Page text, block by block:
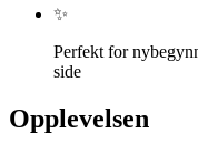
✨
Perfekt for
side
Opplevelsen